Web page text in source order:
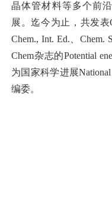
晶体管材料等多个前
展。迄今为止，共发表
Chem., Int. Ed.、
Chem杂志的Potential
为国家科学进展
编委。